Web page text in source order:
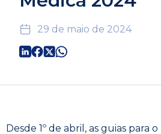
29 de maio de 2024
Desde 1º de abril, as guias para